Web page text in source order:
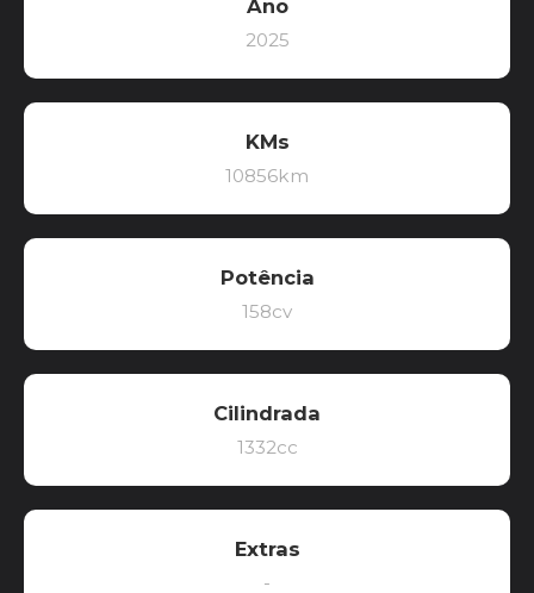
Ano
2025
KMs
10856km
Potência
158cv
Cilindrada
1332cc
Extras
-